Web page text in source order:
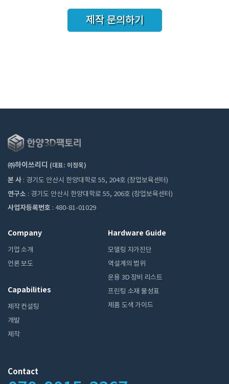
제작 문의하기
㈜하이쓰리디 (대표: 이정욱)
본 사 : 경기도 안산시 한양대학로 55, 204호 (창업보육센터)
연구소 : 경기도 안산시 한양대학로 55, 206호 (창업보육센터)
사업자등록번호 : 480-81-01029
Company
기업 소개
언론 보도
Capabilities
제작 컨설팅
개발
제작
Hardware Guide
모델링 자가진단
역설계의 범위
운용 3D 장비 리스트
프린팅 소재 물성표
제품 도색 가이드
Contact